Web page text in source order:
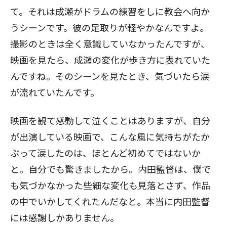
て。それは成瀬がドラムの練習をしに教会へ向か
うシーンです。彼の足取りが軽やかなんですよ。
撮影のときは全く意識していなかったんですが、
映画を見たら、成瀬の変化が歩き方に表れていた
んですね。そのシーンを見たとき、気づいたら涙
が流れていたんです。
映画を観て感動して泣くことはありますが、自分
が出演している映画で、こんな風に気持ちがたか
ぶって涙したのは、ほとんど初めてではないか
と。自分でも驚きましたから。内田監督は、僕で
も気づかなかった些細な変化も見落とさず、作品
の中でいかしてくれたんだなと。本当に内田監督
には感謝しかありません。
閉じる